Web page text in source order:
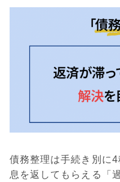
債務整理は手続き別に
息を返してもらえる「